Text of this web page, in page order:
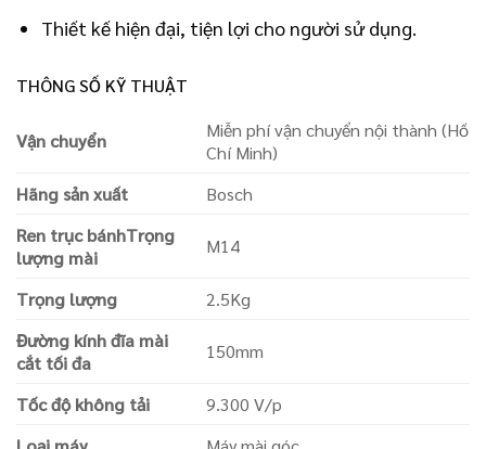
Thiết kế hiện đại, tiện lợi cho người sử dụng.
THÔNG SỐ KỸ THUẬT
Vận chuyển
Miễn phí vận chuyển nội thành (Hồ
Chí Minh)
Hãng sản xuất
Bosch
Ren trục bánhTrọng
lượng mài
M14
Trọng lượng
2.5Kg
Đường kính đĩa mài
cắt tối đa
150mm
Tốc độ không tải
9.300 V/p